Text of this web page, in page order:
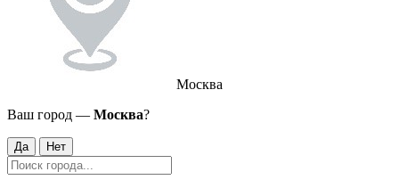
Москва
Ваш город — Москва?
Да Нет